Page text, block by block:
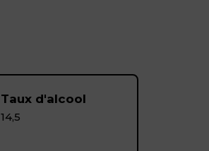
Taux d'alcool
14,5